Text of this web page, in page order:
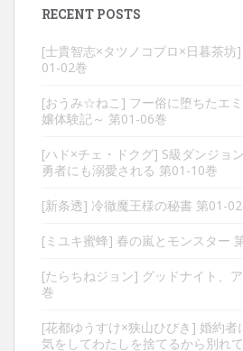
RECENT POSTS
[士貴智志×タツノコプロ×日暮茶坊
01-02巻
[おうみ☆ねこ] フー俗に堕ちたエ
嬢体験記～ 第01-06巻
[ハド×チェ・ドクグ] S級ダンジョ
勇者にも溺愛される 第01-10巻
[新条透] 冷徹魔王様の秘書 第01-
[ミユキ蜜蜂] 春の嵐とモンスター
[たらちねジョン] グッドナイト、
巻
[花都ゆうすけ×狭山ひびき] 婚約者
気をしてわたしを捨てるから別れ